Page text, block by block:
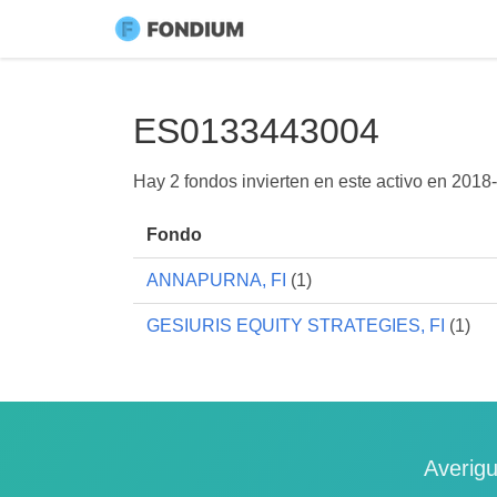
ES0133443004
Hay 2 fondos invierten en este activo en
Fondo
ANNAPURNA, FI (1)
GESIURIS EQUITY STRATEGIES, FI (1)